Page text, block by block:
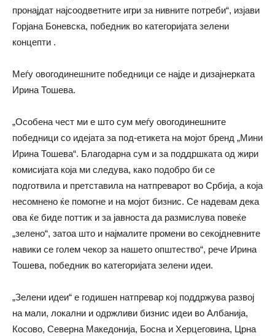
пронајдат најсоодветните игри за нивните потреби“, изјави
Горјана Боневска, победник во категоријата зелени
концепти .
Меѓу овогодинешните победници се најде и дизајнерката
Ирина Тошева.
„Особена чест ми е што сум меѓу овогодинешните
победници со идејата за под-етикета на мојот бренд „Мини
Ирина Тошева“. Благодарна сум и за поддршката од жири
комисијата која ми следува, како подобро би се
подготвила и претставила на натпреварот во Србија, а која
несомнено ќе помогне и на мојот бизнис. Се надевам дека
ова ќе биде поттик и за јавноста да размислува повеќе
„зелено“, затоа што и најмалите промени во секојдневните
навики се голем чекор за нашето општество“, рече Ирина
Тошева, победник во категоријата зелени идеи.
„Зелени идеи“ е годишен натпревар кој поддржува развој
на мали, локални и одржливи бизнис идеи во Албанија,
Косово, Северна Македонија, Босна и Херцеговина, Црна